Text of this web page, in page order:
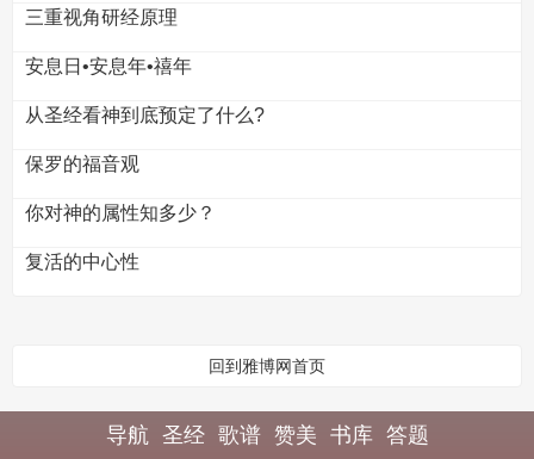
三重视角研经原理
安息日•安息年•禧年
从圣经看神到底预定了什么?
保罗的福音观
你对神的属性知多少？
复活的中心性
回到雅博网首页
导航 圣经 歌谱 赞美 书库 答题